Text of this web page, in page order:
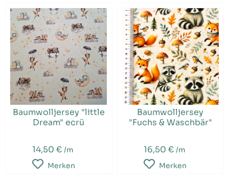
Baumwolljersey "little
Dream" ecrü
14,50 € /m
Merken
Baumwolljersey
"Fuchs & Waschbär"
16,50 €/m
Merken